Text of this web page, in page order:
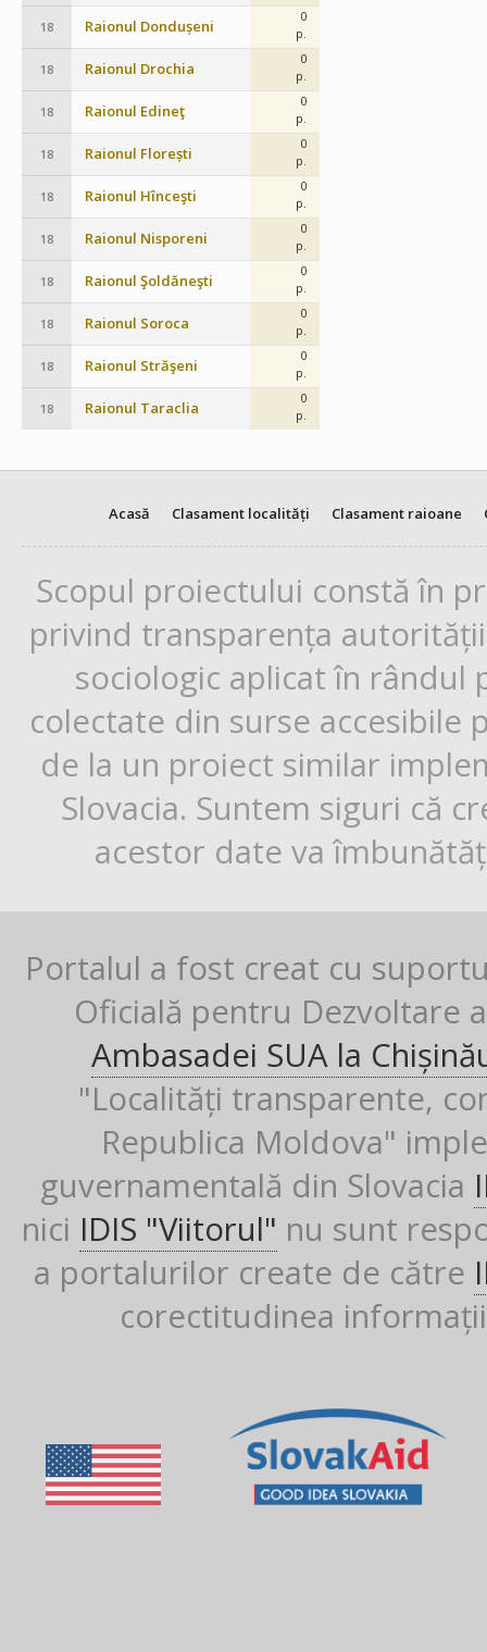
18 Raionul Dondușeni
0
p.
18 Raionul Drochia
0
p.
18 Raionul Edineţ
0
p.
18 Raionul Florești
0
p.
18 Raionul Hînceşti
0
p.
18 Raionul Nisporeni
0
p.
18 Raionul Şoldăneşti
0
p.
18 Raionul Soroca
0
p.
18 Raionul Străşeni
0
p.
18 Raionul Taraclia
0
p.
Acasă Clasament localități Clasament raioane
Scopul proiectului constă în
privind transparența
sociologic aplicat în rândul
colectate din surse
de la un proiect similar
Slovacia. Suntem siguri că
acestor date va
Portalul a fost creat cu
Oficială pentru Dezvoltare
Ambasadei SUA la
"Localități transparente,
Republica Moldova"
guvernamentală din Slovacia
nici IDIS "Viitorul" nu sunt
a portalurilor create de către
corectitudinea